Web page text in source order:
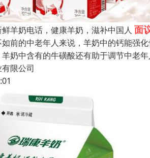
羊奶电话，健康羊奶，滋补中国人 面
前的中老年人来说，羊奶中的钙能强
奶中含有的牛磺酸还有助于调节中老
限公司